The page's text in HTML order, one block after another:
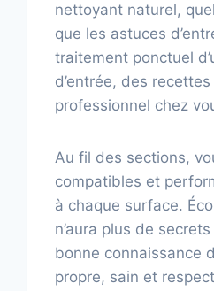
nettoyant naturel,
que les astuces
traitement ponctuel
d’entrée, des
professionnel chez
Au fil des sections,
compatibles et
à chaque surface.
n’aura plus de
bonne connaissance
propre, sain et